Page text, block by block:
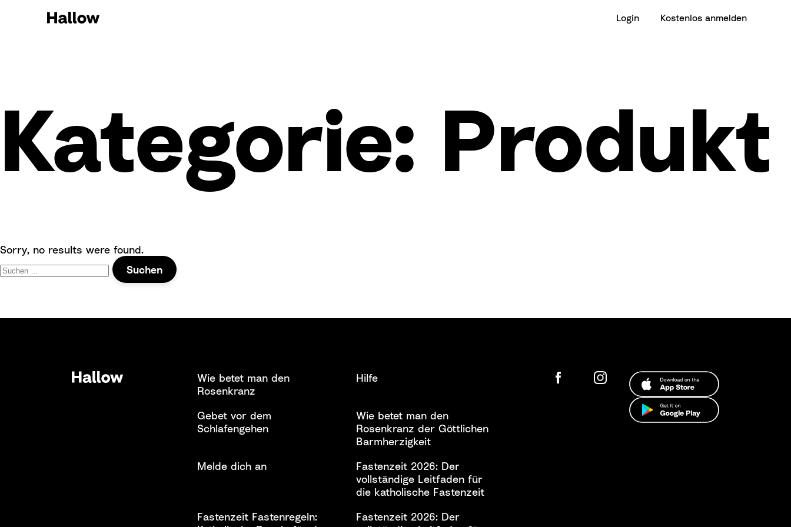
Login Kostenlos anmelden
Kategorie: Produkt
Sorry, no results were found.
Suchen
nach:
Wie betet man den
Rosenkranz
Hilfe
Gebet vor dem
Schlafengehen
Wie betet man den
Rosenkranz der Göttlichen
Barmherzigkeit
Melde dich an
Fastenzeit 2026: Der
vollständige Leitfaden für
die katholische Fastenzeit
Fastenzeit Fastenregeln:
Fastenzeit 2026: Der